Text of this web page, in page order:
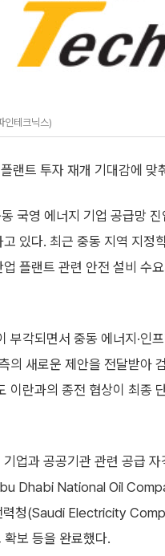
테크닉스)
랜트 투자 재개 기대감에
국영 에너지 기업 공급망
있다. 최근 중동 지역 지정
플랜트 관련 안전 설비 수
각되면서 중동 에너지·인
의 새로운 제안을 전달받아
이란과의 종전 협상이 최종
업과 공공기관 관련 공급
Dhabi National Oil
청(Saudi Electricity
보 등을 완료했다.